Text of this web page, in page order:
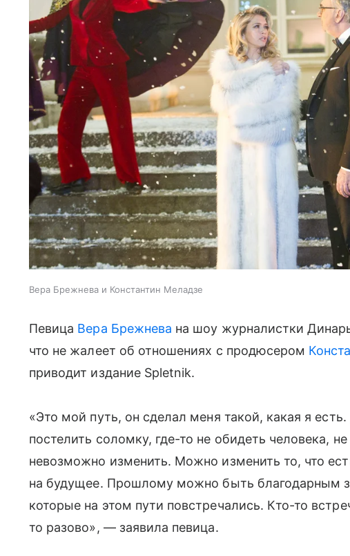
Вера Брежнева и Константин Меладзе
Певица Вера Брежнева на шоу журналистки
что не жалеет об отношениях с продюсером
приводит издание Spletnik.
«Это мой путь, он сделал меня такой, какая я
постелить соломку, где-то не обидеть человека,
невозможно изменить. Можно изменить то, что
на будущее. Прошлому можно быть благодарным
которые на этом пути повстречались. Кто-то
то разово», — заявила певица.